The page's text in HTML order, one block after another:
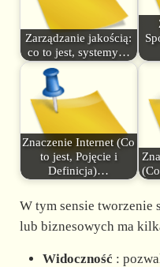
Zarządzanie jakością:
co to jest, systemy…
Znaczenie Internet (Co
to jest, Pojęcie i
Definicja)…
W tym sensie tworzenie
lub biznesowych ma
Widoczność :